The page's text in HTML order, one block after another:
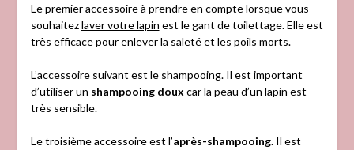
Le premier accessoire à prendre en compte lorsque vous
souhaitezlaver votre lapin est le gant de toilettage. Elle est
très efficace pour enlever la saleté et les poils morts.
L’accessoire suivant est le shampooing. Il est important
d’utiliser un shampooing doux car la peau d’un lapin est
très sensible.
Le troisième accessoire est l’après-shampooing. Il est